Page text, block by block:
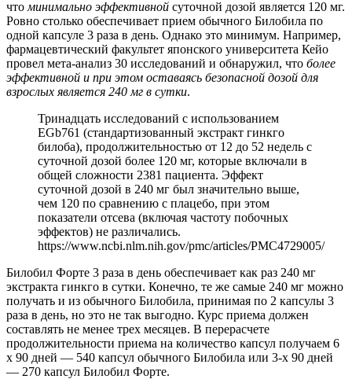
что минимально эффективной суточной дозой является 120 мг.
Ровно столько обеспечивает прием обычного Билобила по
одной капсуле 3 раза в день. Однако это минимум. Например,
фармацевтический факультет японского университета Кейо
провел мета-анализ 30 исследований и обнаружил, что более
эффективной и при этом оставаясь безопасной дозой для
взрослых является 240 мг в сутки.
Тринадцать исследований с использованием
EGb761 (стандартизованный экстракт гинкго
билоба), продолжительностью от 12 до 52 недель с
суточной дозой более 120 мг, которые включали в
общей сложности 2381 пациента. Эффект
суточной дозой в 240 мг был значительно выше,
чем 120 по сравнению с плацебо, при этом
показатели отсева (включая частоту побочных
эффектов) не различались.
https://www.ncbi.nlm.nih.gov/pmc/articles/PMC4729005/
Билобил Форте 3 раза в день обеспечивает как раз 240 мг
экстракта гинкго в сутки. Конечно, те же самые 240 мг можно
получать и из обычного Билобила, принимая по 2 капсулы 3
раза в день, но это не так выгодно. Курс приема должен
составлять не менее трех месяцев. В перерасчете
продолжительности приема на количество капсул получаем 6
x 90 дней — 540 капсул обычного Билобила или 3-x 90 дней
— 270 капсул Билобил Форте.